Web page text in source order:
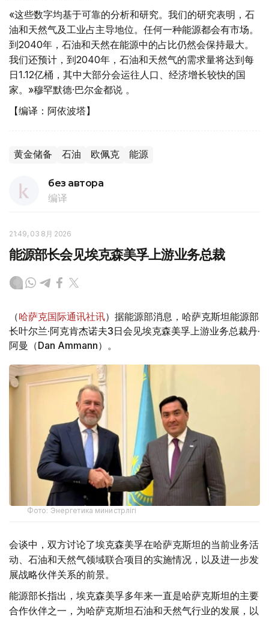
«这些数字均基于可靠的分析和研究。我们的研究表明，石
油和天然气及工业占主导地位。任何一种能源都会有市场。
到2040年，石油和天然在能源中的占比仍然会保持最大。
我们还预计，到2040年，石油和天然气的需求量将达到每
日1.12亿桶，其中大部分会运往人口、经济增长较快的国
家。»穆罕默德·巴尔金都说 。
【编译：阿依波塔】
黄金储备 石油 欧佩克 能源
без автора
编译
21:49, 03 8月 2026
能源部长会见埃克森美孚上游业务总裁
（哈萨克国际通讯社讯）据能源部消息，哈萨克斯坦能源部
长叶尔兰·阿克肯杰诺夫3日会见埃克森美孚上游业务总裁丹·
阿曼（Dan Ammann）。
Фото: Энергетика министрлігі
会谈中，双方讨论了埃克森美孚在哈萨克斯坦的当前业务活
动、石油和天然气领域联合项目的实施情况，以及进一步发
展战略伙伴关系的前景。
能源部长指出，埃克森美孚多年来一直是哈萨克斯坦的主要
合作伙伴之一，为哈萨克斯坦石油和天然气行业的发展，以